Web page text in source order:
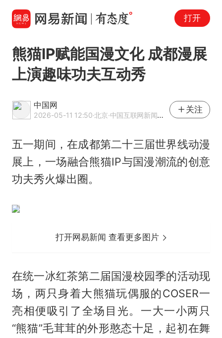
打开
熊猫IP赋能国漫文化 成都漫展
上演趣味功夫互动秀
中国网
2026-05-11 12:50·北京·中国互联网新闻中心（中国网）官方网易号
关注
五一期间，在成都第二十三届世界线动漫
展上，一场融合熊猫IP与国漫潮流的创意
功夫秀火爆出圈。
打开网易新闻 查看更多图片
在统一冰红茶第二届国漫校园季的活动现
场，两只身着大熊猫玩偶服的COSER一
亮相便吸引了全场目光。一大一小两只
“熊猫”毛茸茸的外形憨态十足，起初在舞